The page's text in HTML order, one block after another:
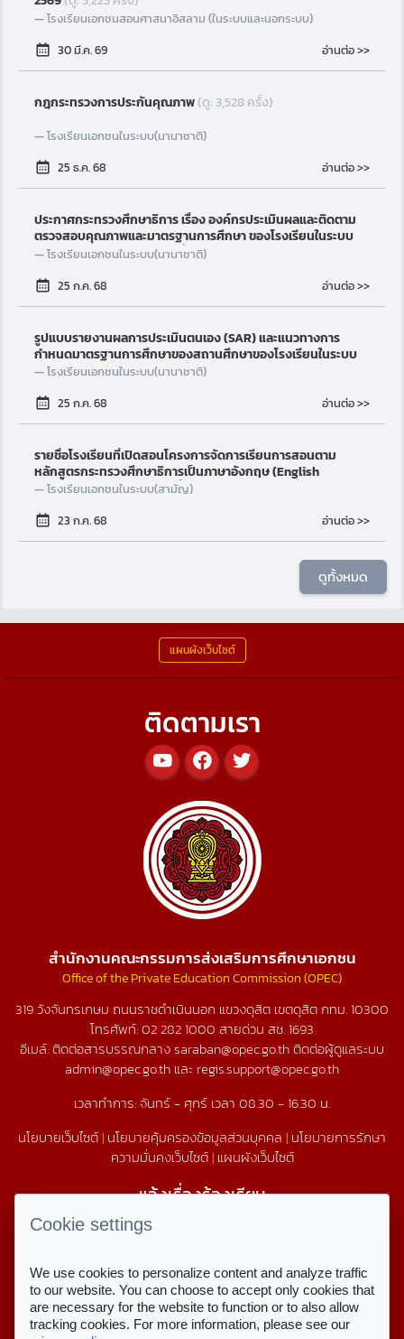
โรงเรียนเอกชนสอนศาสนาอิสลาม (ในระบบและนอกระบบ)
30 มี.ค. 69
อ่านต่อ >>
กฎกระทรวงการประกันคุณภาพ(ดู: 3,528 ครั้ง)
โรงเรียนเอกชนในระบบ(นานาชาติ)
25 ธ.ค. 68
อ่านต่อ >>
ประกาศกระทรวงศึกษาธิการ เรื่อง องค์กรประเมินผลและติดตาม
ตรวจสอบคุณภาพและมาตรฐานการศึกษา ของโรงเรียนในระบบ
ประเภทนานาชาติ(ดู: 11,913 ครั้ง)
โรงเรียนเอกชนในระบบ(นานาชาติ)
25 ก.ค. 68
อ่านต่อ >>
รูปแบบรายงานผลการประเมินตนเอง (SAR) และแนวทางการ
กำหนดมาตรฐานการศึกษาของสถานศึกษาของโรงเรียนในระบบ
ประเภทนานาชาติ(ดู: 17,235 ครั้ง)
โรงเรียนเอกชนในระบบ(นานาชาติ)
25 ก.ค. 68
อ่านต่อ >>
รายชื่อโรงเรียนที่เปิดสอนโครงการจัดการเรียนการสอนตาม
หลักสูตรกระทรวงศึกษาธิการเป็นภาษาอังกฤษ (English
Program : EP) ข้อมูล ณ วันที่ 1 ก.ค. 69
โรงเรียนเอกชนในระบบ(สามัญ)
23 ก.ค. 68
อ่านต่อ >>
ดูทั้งหมด
แผนผังเว็บไซต์
ติดตามเรา
สำนักงานคณะกรรมการส่งเสริมการศึกษาเอกชน
Office of the Private Education Commission (OPEC)
319 วังจันทรเกษม ถนนราชดำเนินนอก แขวงดุสิต เขตดุสิต กทม. 10300
โทรศัพท์:02 282 1000 สายด่วน สช.1693
อีเมล์: ติดต่อสารบรรณกลาง saraban@opec.go.th ติดต่อผู้ดูแลระบบ
admin@opec.go.th และ regis.support@opec.go.th
เวลาทำการ: จันทร์ - ศุกร์ เวลา 08.30 - 16.30 น.
นโยบายเว็บไซต์| นโยบายคุ้มครองข้อมูลส่วนบุคคล | นโยบายการรักษา
ความมั่นคงเว็บไซต์| แผนผังเว็บไซต์
แจ้งเรื่องร้องเรียน
1579
สถิติการใช้งานเว็บไซต์
สถิติการเข้าชม
Cookie settings
We use cookies to personalize content and analyze traffic
to our website. You can choose to accept only cookies that
are necessary for the website to function or to also allow
tracking cookies. For more information, please see our